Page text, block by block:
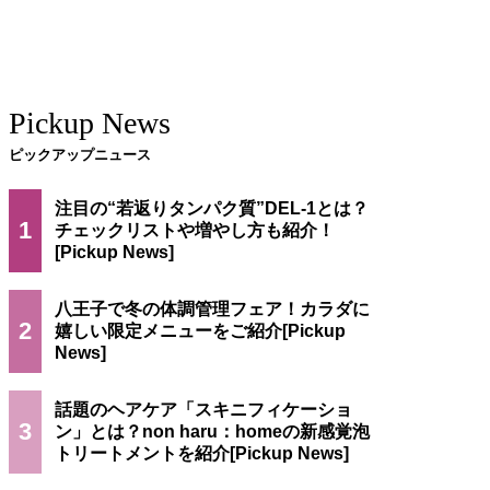
Pickup News
ピックアップニュース
1
注目の“若返りタンパク質”DEL-1とは？
チェックリストや増やし方も紹介！
2
八王子で冬の体調管理フェア！カラダに
嬉しい限定メニューをご紹介
3
話題のヘアケア「スキニフィケーショ
ン」とは？non haru：homeの新感覚泡
トリートメントを紹介